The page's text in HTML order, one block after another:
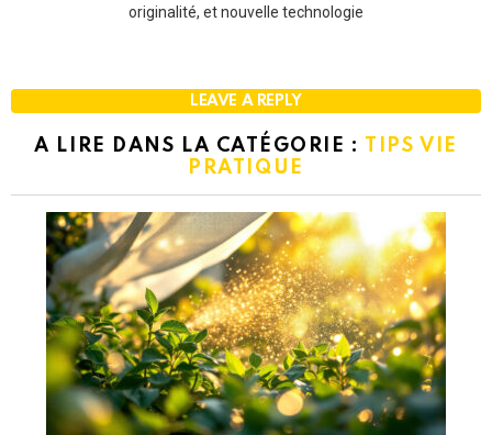
originalité, et nouvelle technologie
LEAVE A REPLY
A LIRE DANS LA CATÉGORIE : TIPS VIE
PRATIQUE